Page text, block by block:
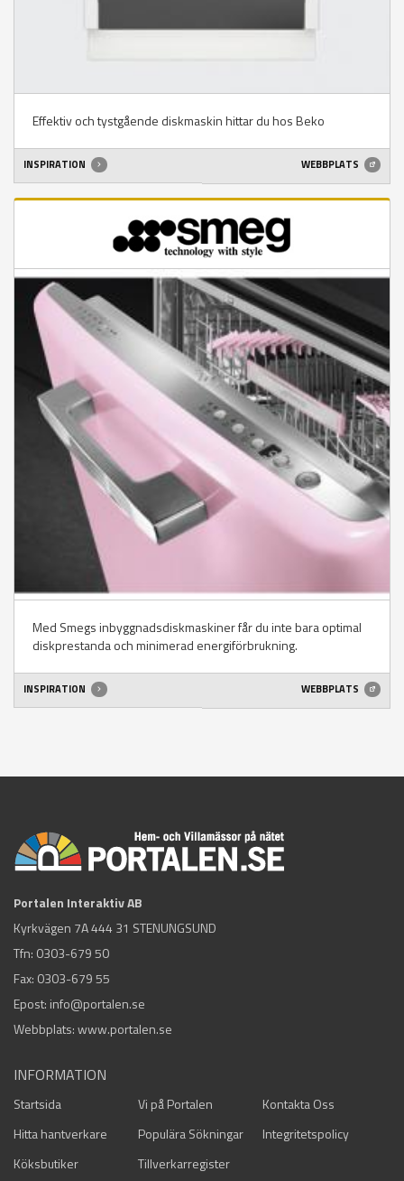
Effektiv och tystgående diskmaskin hittar du hos Beko
INSPIRATION WEBBPLATS
Med Smegs inbyggnadsdiskmaskiner får du inte bara optimal
diskprestanda och minimerad energiförbrukning.
INSPIRATION WEBBPLATS
Portalen Interaktiv AB
Kyrkvägen 7A 444 31 STENUNGSUND
Tfn: 0303-679 50
Fax: 0303-679 55
Epost: info@portalen.se
Webbplats: www.portalen.se
INFORMATION
Startsida Vi på Portalen
Kontakta Oss
Hitta hantverkare
Populära Sökningar
Integritetspolicy
Köksbutiker
Tillverkarregister